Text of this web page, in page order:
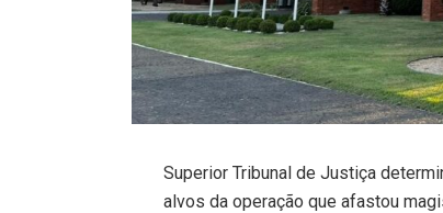
Superior Tribunal de Justiça
alvos da operação que afastou